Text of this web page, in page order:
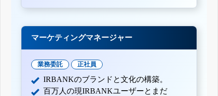
マーケティングマネージャー
業務委託 正社員
IRBANKのブランドと文化の構築。
百万人の現IRBANKユーザーとまだ